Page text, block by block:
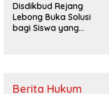
Disdikbud Rejang
Lebong Buka Solusi
bagi Siswa yang
Berita Hukum